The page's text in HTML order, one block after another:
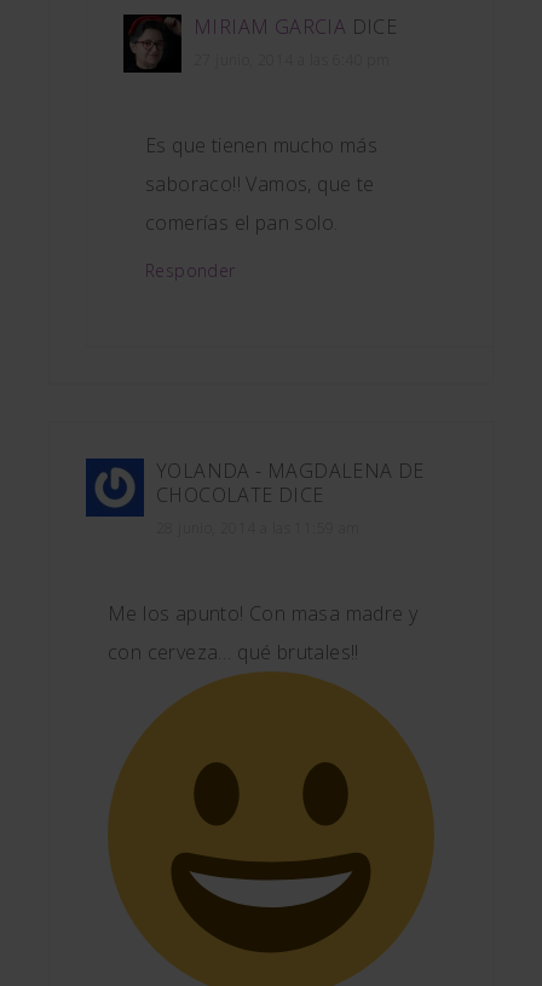
MIRIAM GARCIA DICE
Es que tienen mucho más
saboraco!! Vamos, que te
comerías el pan solo.
Responder
YOLANDA - MAGDALENA DE
CHOCOLATE DICE
Me los apunto! Con masa madre y
con cerveza… qué brutales!!